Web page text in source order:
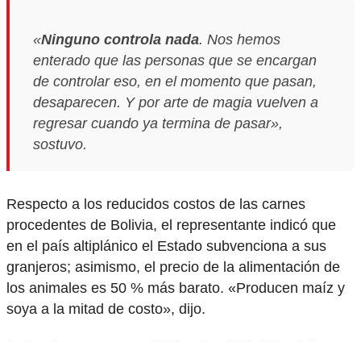
«Ninguno controla nada. Nos hemos
enterado que las personas que se encargan
de controlar eso, en el momento que pasan,
desaparecen. Y por arte de magia vuelven a
regresar cuando ya termina de pasar»,
sostuvo.
Respecto a los reducidos costos de las carnes
procedentes de Bolivia, el representante indicó que
en el país altiplánico el Estado subvenciona a sus
granjeros; asimismo, el precio de la alimentación de
los animales es 50 % más barato. «Producen maíz y
soya a la mitad de costo», dijo.